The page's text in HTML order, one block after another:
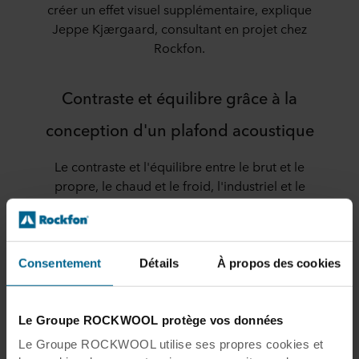
Consentement Détails À propos des cookies
Le Groupe ROCKWOOL protège vos données
Le Groupe ROCKWOOL utilise ses propres cookies et
créer un effet visuel supplémentaire, explique
Jeppe Kjærgaard, consultant en projet chez
Rockfon.
Contraste et équilibre grâce à la
conception d'un plafond acoustique
Le contraste et l'équilibre entre le brut et le
propre, le chaud et le froid, l'industriel et le
naturel, le clair et l'obscur, par exemple, ont
été les points de départ des architectes lors de
la conception du nouvel immeuble de bureaux.
Les poutres et les sols en béton de l'ancien
entrepôt ont donc été préservés. En même
d'autres matériaux ont été ajoutés.
Tout le premier étage du bâtiment a été